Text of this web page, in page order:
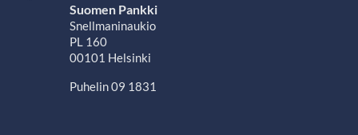
Suomen Pankki
Snellmaninaukio
PL 160
00101 Helsinki
Puhelin 09 1831